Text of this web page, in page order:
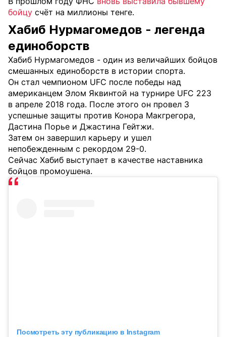
бойцу счёт на миллионы тенге.
Хабиб Нурмагомедов - легенда
единоборств
Хабиб Нурмагомедов - один из величайших бойцов
смешанных единоборств в истории спорта.
Он стал чемпионом UFC после победы над
американцем Элом Яквинтой на турнире UFC 223
в апреле 2018 года. После этого он провел 3
успешные защиты против Конора Макгрегора,
Дастина Порье и Джастина Гейтжи.
Затем он завершил карьеру и ушел
непобежденным с рекордом 29-0.
Сейчас Хабиб выступает в качестве наставника
бойцов промоушена.
Посмотреть эту публикацию в Instagram